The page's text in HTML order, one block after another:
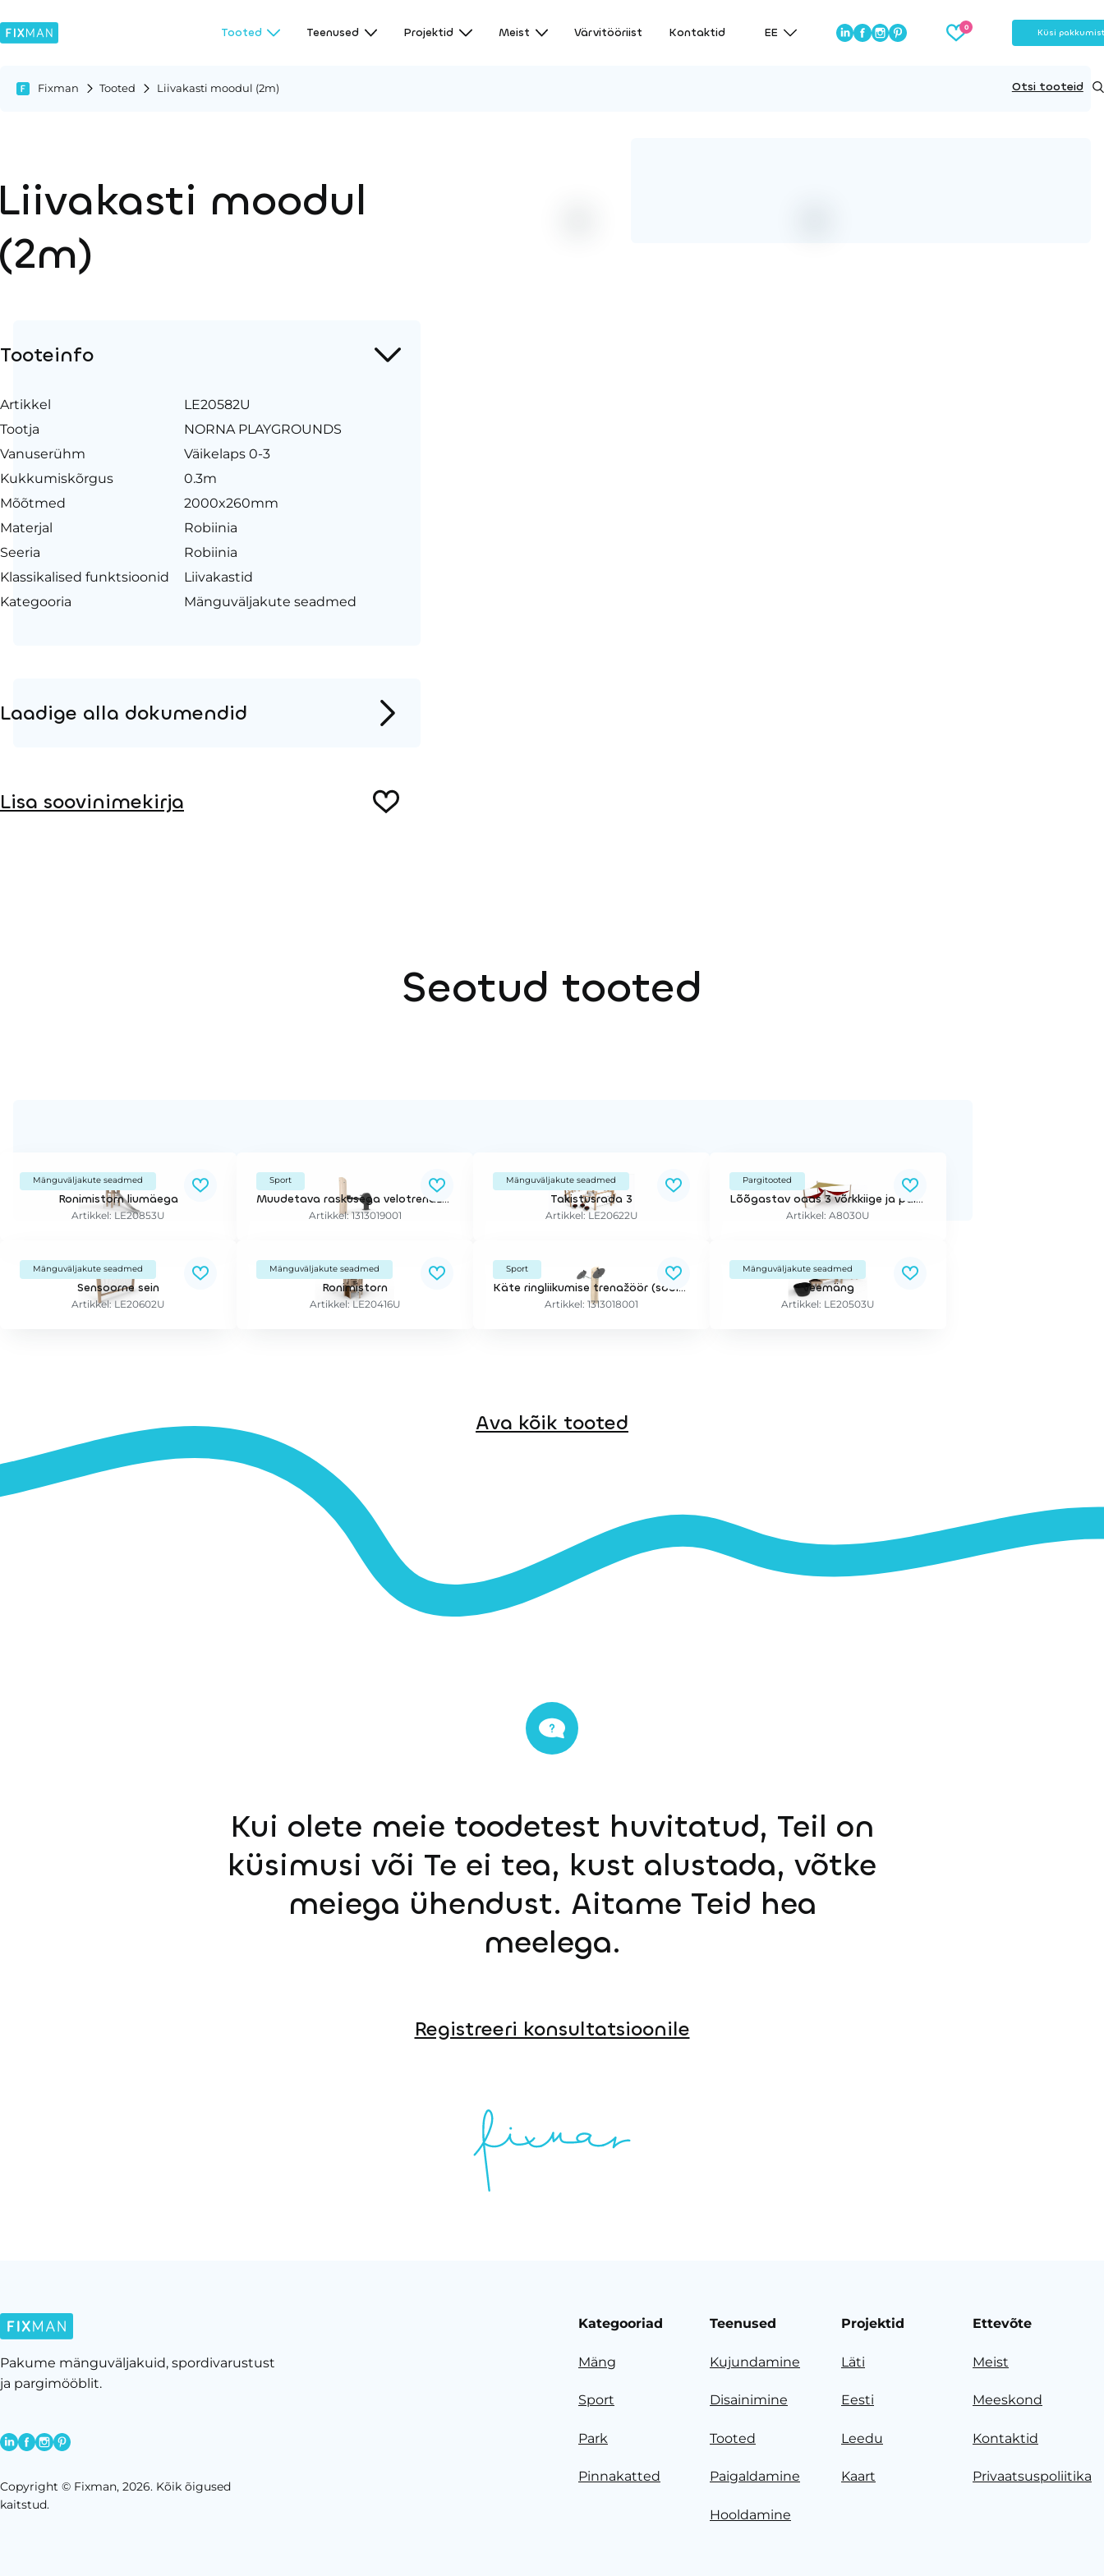
Tooted Teenused Projektid Meist Värvitööriist Kontaktid EE Küsi pakkumist
Fixman Tooted Liivakasti moodul (2m) Otsi tooteid
moodul
Tooteinfo
Artikkel
LE20582U
Tootja
NORNA PLAYGROUNDS
Vanuserühm
Väikelaps 0-3
Kukkumiskõrgus
0.3m
Mõõtmed
2000x260mm
Materjal
Robiinia
Seeria
Robiinia
Klassikalised funktsioonid
Liivakastid
Kategooria
Mänguväljakute seadmed
Laadige alla dokumendid
Lisa soovinimekirja
Seotud tooted
Mänguväljakute seadmed
Ronimistorn liumäega
Artikkel: LE20853U
Sport
Muudetava raskusega velotrenažöör
Artikkel: 1313019001
Mänguväljakute seadmed
Takistusrada 3
Artikkel: LE20622U
Pargitooted
Lõõgastav oaas 3 võrkkiige ja päikesevarjuga - värvimata
Artikkel: A8030U
Mänguväljakute seadmed
Sensoorne sein
Artikkel: LE20602U
Mänguväljakute seadmed
Ronimistorn
Artikkel: LE20416U
Sport
Käte ringliikumise trenažöör (sobib erivajadustega inimestele)
Artikkel: 1313018001
Mänguväljakute seadmed
Veemäng
Artikkel: LE20503U
Ava kõik tooted
Kui olete meie toodetest huvitatud, Teil on
küsimusi või Te ei tea, kust alustada, võtke
meiega ühendust. Aitame Teid hea
meelega.
Registreeri konsultatsioonile
Pakume mänguväljakuid, spordivarustust
ja pargimööblit.
Copyright © Fixman, 2026. Kõik õigused
kaitstud.
Kategooriad
Mäng
Sport
Park
Pinnakatted
Teenused
Kujundamine
Disainimine
Tooted
Paigaldamine
Hooldamine
Projektid
Läti
Eesti
Leedu
Kaart
Ettevõte
Meist
Meeskond
Kontaktid
Privaatsuspoliitika